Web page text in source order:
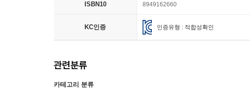
ISBN10 8949162660
KC인증 인증유형 : 적합성확인
관련분류
카테고리 분류